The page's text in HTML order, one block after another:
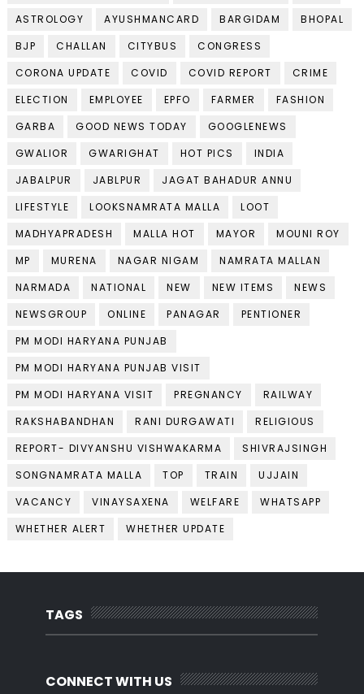
ASTROLOGY
AYUSHMANCARD BARGIDAM
BHOPAL
BJP
CHALLAN CITYBUS
CONGRESS
CORONA UPDATE
COVID COVID REPORT
CRIME
ELECTION
EMPLOYEE EPFO FARMER
FASHION
GARBA
GOOD NEWS TODAY
GOOGLENEWS
GWALIOR
GWARIGHAT HOT PICS
INDIA
JABALPUR
JABLPUR
JAGAT BAHADUR ANNU
LIFESTYLE
LOOKSNAMRATA MALLA
LOOT
MADHYAPRADESH
MALLA HOT MAYOR
MOUNI ROY
MP
MURENA NAGAR NIGAM
NAMRATA MALLAN
NARMADA
NATIONAL NEW NEW ITEMS
NEWS
NEWSGROUP
ONLINE PANAGAR
PENTIONER
PM MODI HARYANA PUNJAB
PM MODI HARYANA PUNJAB VISIT
PM MODI HARYANA VISIT
PREGNANCY
RAILWAY
RAKSHABANDHAN
RANI DURGAWATI
RELIGIOUS
REPORT- DIVYANSHU VISHWAKARMA
SHIVRAJSINGH
SONGNAMRATA MALLA
TOP TRAIN
UJJAIN
VACANCY
VINAYSAXENA WELFARE
WHATSAPP
WHETHER ALERT
WHETHER UPDATE
TAGS
CONNECT WITH US